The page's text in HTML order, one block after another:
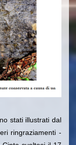
stati illustrati dal
ringraziamenti -